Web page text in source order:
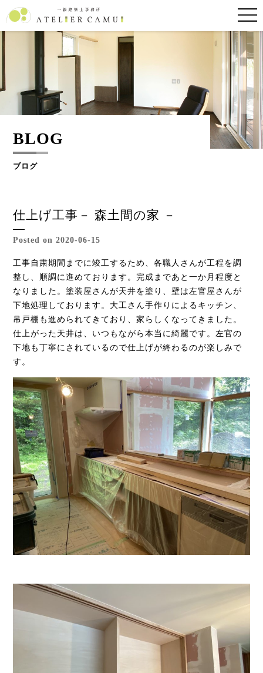
BLOG
ブログ
仕上げ工事－ 森土間の家 －
Posted on 2020-06-15
工事自粛期間までに竣工するため、各職人さんが工程を調
整し、順調に進めております。完成まであと一か月程度と
なりました。塗装屋さんが天井を塗り、壁は左官屋さんが
下地処理しております。大工さん手作りによるキッチン、
吊戸棚も進められてきており、家らしくなってきました。
仕上がった天井は、いつもながら本当に綺麗です。左官の
下地も丁寧にされているので仕上げが終わるのが楽しみで
す。